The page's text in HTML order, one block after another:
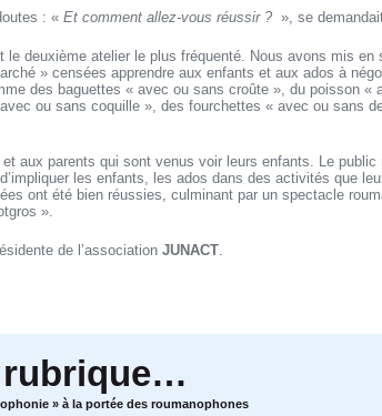
: « Et comment allez-vous réussir ? », se
deuxième atelier le plus fréquenté. Nous avons mis en
» censées apprendre aux enfants et aux ados à
des baguettes « avec ou sans croûte », du poisson «
ou sans coquille », des fourchettes « avec ou sans
aux parents qui sont venus voir leurs enfants. Le public
les enfants, les ados dans des activités que
ont été bien réussies, culminant par un spectacle
».
de l’association JUNACT.
rubrique…
» à la portée des roumanophones